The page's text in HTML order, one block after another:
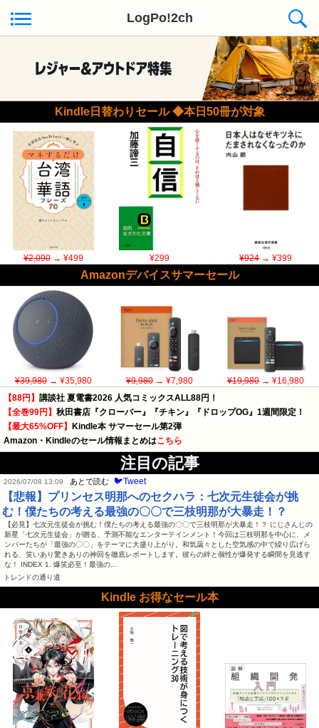
LogPo!2ch
Kindle日替わりセール ◆本日50冊が対象
¥2,090→ ¥499 ¥299 ¥924→ ¥399
Amazonデバイスサマーセール
¥39,980→ ¥35,980 ¥9,980→ ¥7,980 ¥19,980→ ¥16,980
【88円】 講談社 夏電書2026 人気コミックスALL88円！
【全巻99円】 秋田書店『クローバー』『チキン』『ドロップOG』1週間限定！
【最大65%OFF】
Kindle本 サマーセール第2弾
Amazon・Kindleのセール情報まとめはこちら
注目の記事
2026/07/08 13:09 あとで読む 🐦Tweet
【悲報】プリンセス明那へのセクハラ：七次元生徒会が挑
む！僕たちの考える最強の〇〇で三枝明那が大暴走！？
【必見】七次元生徒会が挑む！僕たちの考える最強の〇〇で三枝明那が大暴走！？ にじさんじの
新星「七次元生徒会」が贈る、予測不能なエンターテインメント！今回は三枝明那を中心に、メ
ンバーたちが「最強の〇〇」をテーマに大盛り上がり。和気藹々とした空気感の中で繰り広げら
れる、笑いあり驚きありの神回を徹底レポートします。彼らの絆と個性が爆発する瞬間を見逃す
な！ INDEX 1. 爆笑必至！最強の…
トレンドの通り道
Kindle お得なセール本